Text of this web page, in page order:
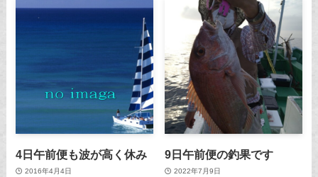
4日午前便も波が高く休み
2016年4月4日
9日午前便の釣果です
2022年7月9日